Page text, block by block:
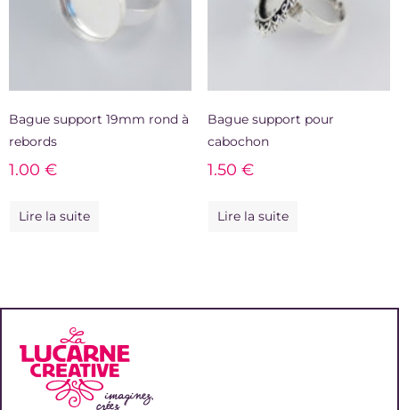
Bague support 19mm rond à
rebords
1.00 €
Lire la suite
Bague support pour
cabochon
1.50 €
Lire la suite